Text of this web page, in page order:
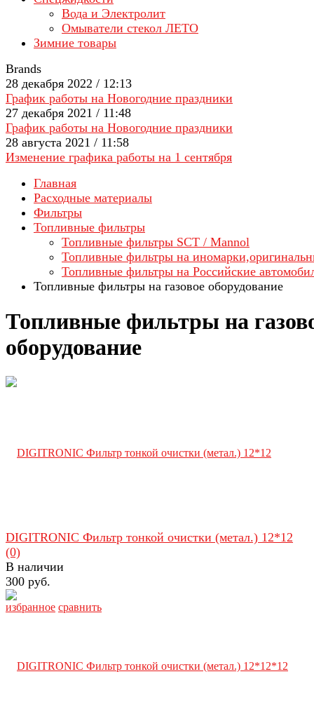
Вода и Электролит
Омыватели стекол ЛЕТО
Зимние товары
Brands
28 декабря 2022 / 12:13
График работы на Новогодние праздники
27 декабря 2021 / 11:48
График работы на Новогодние праздники
28 августа 2021 / 11:58
Изменение графика работы на 1 сентября
Главная
Расходные материалы
Фильтры
Топливные фильтры
Топливные фильтры SCT / Mannol
Топливные фильтры на
Топливные фильтры на Российские
Топливные фильтры на газовое оборудование
Топливные фильтры на
оборудование
избранное сравнить
DIGITRONIC Фильтр тонкой очистки (метал.) 12*12
(0)
В наличии
300 руб.